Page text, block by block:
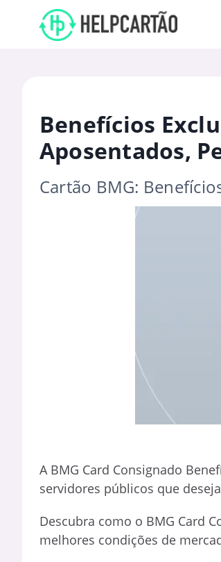
Benefícios
Aposentados,
Cartão BMG:
A BMG Card Consignado
servidores públicos que
Descubra como o BMG Card
melhores condições de